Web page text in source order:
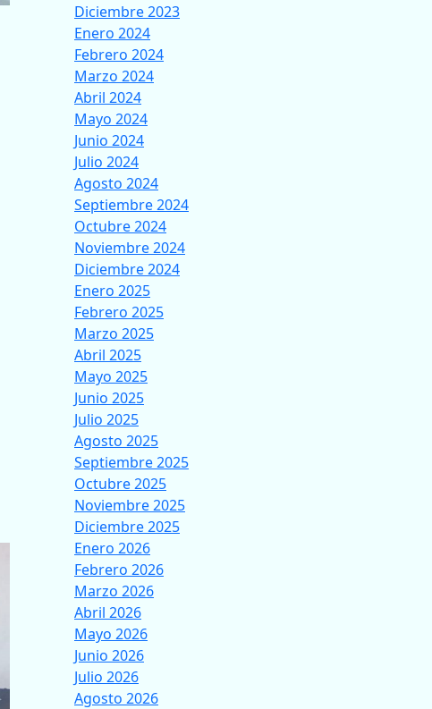
Diciembre 2023
Enero 2024
Febrero 2024
Marzo 2024
Abril 2024
Mayo 2024
Junio 2024
Julio 2024
Agosto 2024
Septiembre 2024
Octubre 2024
Noviembre 2024
Diciembre 2024
Enero 2025
Febrero 2025
Marzo 2025
Abril 2025
Mayo 2025
Junio 2025
Julio 2025
Agosto 2025
Septiembre 2025
Octubre 2025
Noviembre 2025
Diciembre 2025
Enero 2026
Febrero 2026
Marzo 2026
Abril 2026
Mayo 2026
Junio 2026
Julio 2026
Agosto 2026